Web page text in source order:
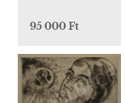
95 000 Ft